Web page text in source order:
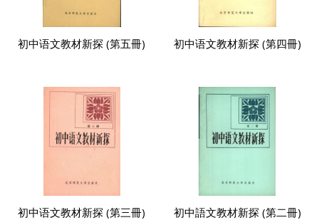
初中语文教材新探 (第五冊) 初中语文教材新探 (第四冊)
初中语文教材新探 (第三冊) 初中語文教材新探 (第二冊)